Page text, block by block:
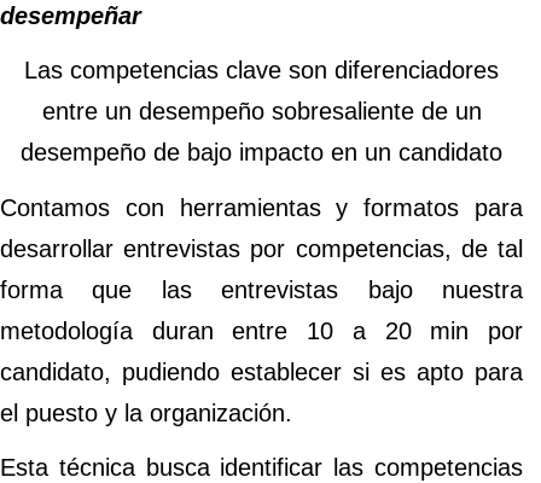
desempeñar
Las competencias clave son diferenciadores
entre un desempeño sobresaliente de un
desempeño de bajo impacto en un candidato
Contamos con herramientas y formatos para
desarrollar entrevistas por competencias, de tal
forma que las entrevistas bajo nuestra
metodología duran entre 10 a 20 min por
candidato, pudiendo establecer si es apto para
el puesto y la organización.
Esta técnica busca identificar las competencias